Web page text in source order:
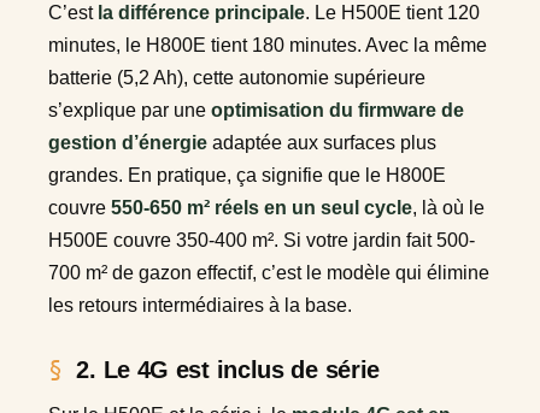
C’est la différence principale. Le H500E tient 120
minutes, le H800E tient 180 minutes. Avec la même
batterie (5,2 Ah), cette autonomie supérieure
s’explique par une optimisation du firmware de
gestion d’énergie adaptée aux surfaces plus
grandes. En pratique, ça signifie que le H800E
couvre 550-650 m² réels en un seul cycle, là où le
H500E couvre 350-400 m². Si votre jardin fait 500-
700 m² de gazon effectif, c’est le modèle qui élimine
les retours intermédiaires à la base.
2. Le 4G est inclus de série